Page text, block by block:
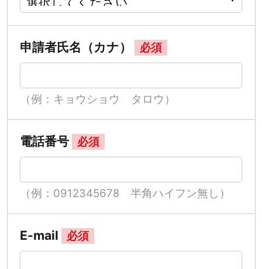
申請者氏名（カナ） 必須
（例：キョウショウ タロウ）
電話番号 必須
（例：0912345678 半角ハイフン無し）
E-mail 必須